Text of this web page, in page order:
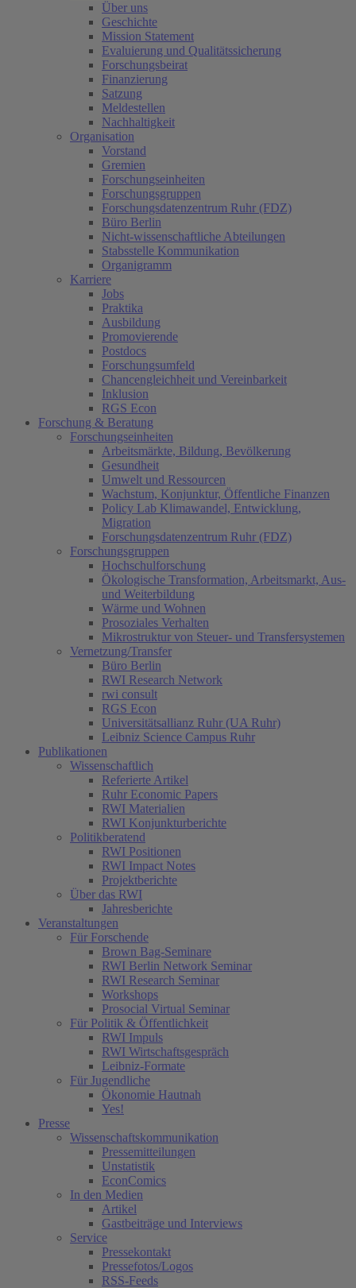
Über uns
Geschichte
Mission Statement
Evaluierung und Qualitätssicherung
Forschungsbeirat
Finanzierung
Satzung
Meldestellen
Nachhaltigkeit
Organisation
Vorstand
Gremien
Forschungseinheiten
Forschungsgruppen
Forschungsdatenzentrum Ruhr (FDZ)
Büro Berlin
Nicht-wissenschaftliche Abteilungen
Stabsstelle Kommunikation
Organigramm
Karriere
Jobs
Praktika
Ausbildung
Promovierende
Postdocs
Forschungsumfeld
Chancengleichheit und Vereinbarkeit
Inklusion
RGS Econ
Forschung & Beratung
Forschungseinheiten
Arbeitsmärkte, Bildung, Bevölkerung
Gesundheit
Umwelt und Ressourcen
Wachstum, Konjunktur, Öffentliche Finanzen
Policy Lab Klimawandel, Entwicklung,
Migration
Forschungsdatenzentrum Ruhr (FDZ)
Forschungsgruppen
Hochschulforschung
Ökologische Transformation, Arbeitsmarkt, Aus-
und Weiterbildung
Wärme und Wohnen
Prosoziales Verhalten
Mikrostruktur von Steuer- und Transfersystemen
Vernetzung/Transfer
Büro Berlin
RWI Research Network
rwi consult
RGS Econ
Universitätsallianz Ruhr (UA Ruhr)
Leibniz Science Campus Ruhr
Publikationen
Wissenschaftlich
Referierte Artikel
Ruhr Economic Papers
RWI Materialien
RWI Konjunkturberichte
Politikberatend
RWI Positionen
RWI Impact Notes
Projektberichte
Über das RWI
Jahresberichte
Veranstaltungen
Für Forschende
Brown Bag-Seminare
RWI Berlin Network Seminar
RWI Research Seminar
Workshops
Prosocial Virtual Seminar
Für Politik & Öffentlichkeit
RWI Impuls
RWI Wirtschaftsgespräch
Leibniz-Formate
Für Jugendliche
Ökonomie Hautnah
Yes!
Presse
Wissenschaftskommunikation
Pressemitteilungen
Unstatistik
EconComics
In den Medien
Artikel
Gastbeiträge und Interviews
Service
Pressekontakt
Pressefotos/Logos
RSS-Feeds